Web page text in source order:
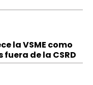
la VSME como
de la CSRD